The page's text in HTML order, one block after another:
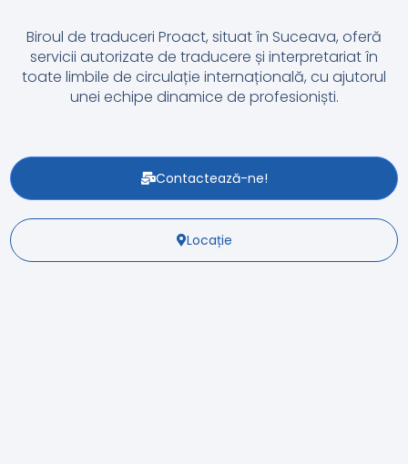
Biroul de traduceri Proact, situat în Suceava, oferă
servicii autorizate de traducere și interpretariat în
toate limbile de circulație internațională, cu ajutorul
unei echipe dinamice de profesioniști.
Contactează-ne!
Locație